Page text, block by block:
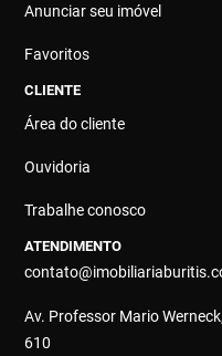
Anunciar seu imóvel
Favoritos
CLIENTE
Área do cliente
Ouvidoria
Trabalhe conosco
ATENDIMENTO
Av. Professor Mario
610